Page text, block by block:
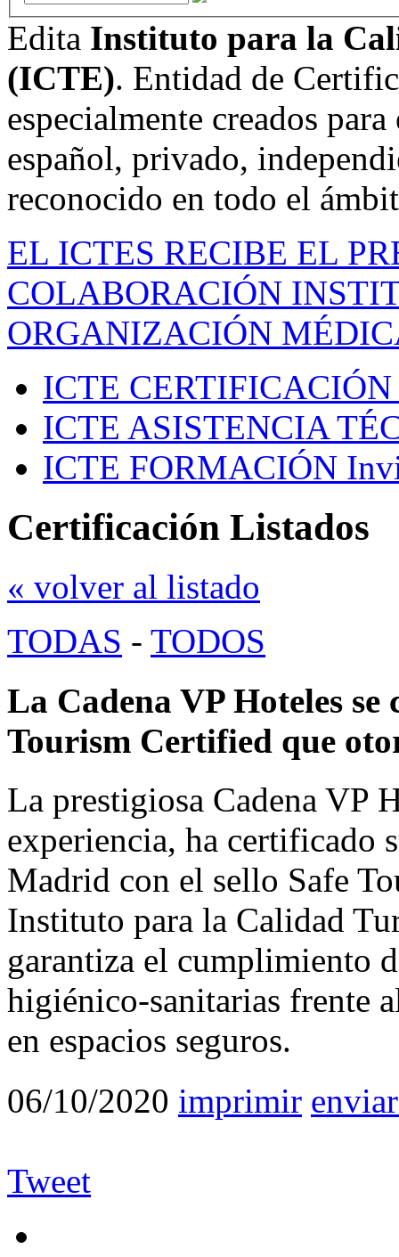
Edita Instituto para la
(ICTE). Entidad de
especialmente creados
español, privado,
reconocido en todo el
EL ICTES RECIBE EL
COLABORACIÓN
ORGANIZACIÓN
ICTE CERTIFICACIÓN
ICTE ASISTENCIA
ICTE FORMACIÓN
Certificación Listados
« volver al listado
TODAS - TODOS
La Cadena VP Hoteles
Tourism Certified que
La prestigiosa Cadena VP
experiencia, ha certificado
Madrid con el sello Safe
Instituto para la Calidad
garantiza el cumplimiento
higiénico-sanitarias frente
en espacios seguros.
06/10/2020 imprimir
Tweet